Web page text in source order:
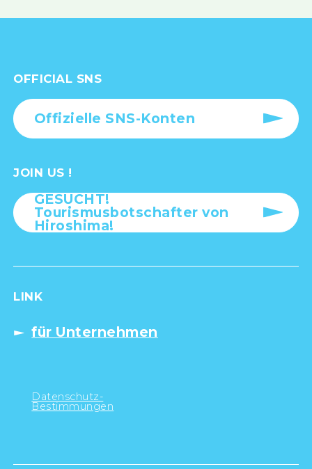
OFFICIAL SNS
Offizielle SNS-Konten
JOIN US !
GESUCHT!
Tourismusbotschafter von
Hiroshima!
LINK
für Unternehmen
Datenschutz-
Bestimmungen